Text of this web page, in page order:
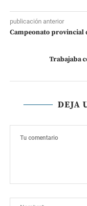
publicación anterior
Campeonato provincial
Trabajaba
DEJA